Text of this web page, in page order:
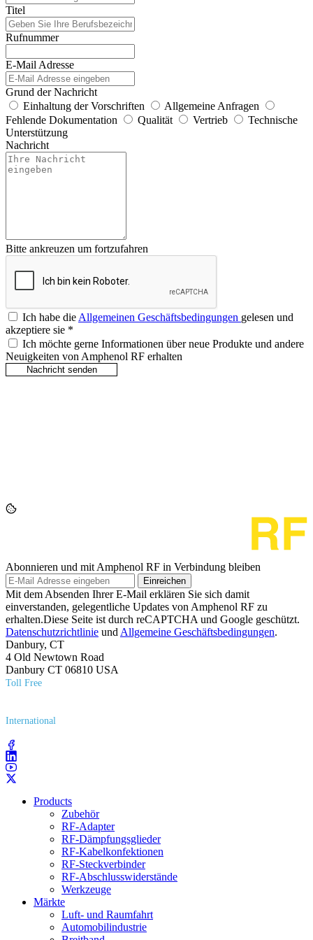
Titel
Rufnummer
E-Mail Adresse
Grund der Nachricht
Einhaltung der Vorschriften
Allgemeine Anfragen
Fehlende Dokumentation
Qualität Vertrieb
Technische
Unterstützung
Nachricht
Bitte ankreuzen um fortzufahren
Ich habe dieAllgemeinen Geschäftsbedingungen gelesen und
akzeptiere sie *
Ich möchte gerne Informationen über neue Produkte und andere
Neuigkeiten von Amphenol RF erhalten
Abonnieren und mit Amphenol RF in Verbindung bleiben
Einreichen
Mit dem Absenden Ihrer E-Mail erklären Sie sich damit
einverstanden, gelegentliche Updates von Amphenol RF zu
erhalten.Diese Seite ist durch reCAPTCHA und Google geschützt.
Datenschutzrichtlinie und Allgemeine Geschäftsbedingungen.
Danbury, CT
4 Old Newtown Road
Danbury CT 06810 USA
Toll Free
International
Products
Zubehör
RF-Adapter
RF-Dämpfungsglieder
RF-Kabelkonfektionen
RF-Steckverbinder
RF-Abschlusswiderstände
Werkzeuge
Märkte
Luft- und Raumfahrt
Automobilindustrie